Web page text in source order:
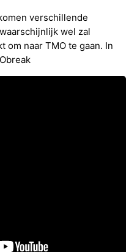
verschillende
wel zal
om naar TMO te gaan. In